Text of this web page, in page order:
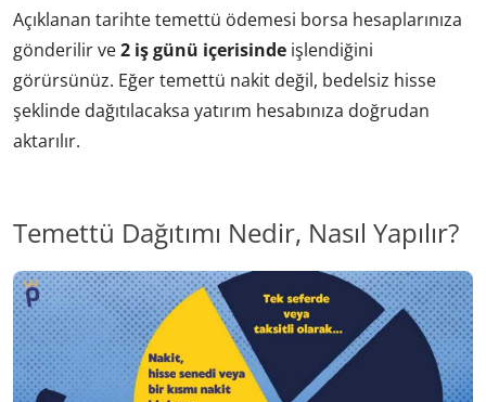
Açıklanan tarihte temettü ödemesi borsa hesaplarınıza
gönderilir ve2 iş günü içerisinde işlendiğini
görürsünüz. Eğer temettü nakit değil, bedelsiz hisse
şeklinde dağıtılacaksa yatırım hesabınıza doğrudan
aktarılır.
Temettü Dağıtımı Nedir, Nasıl Yapılır?